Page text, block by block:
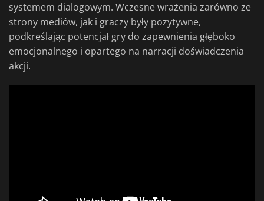
systemem dialogowym. Wczesne wrażenia zarówno ze
strony mediów, jak i graczy były pozytywne,
podkreślając potencjał gry do zapewnienia głęboko
emocjonalnego i opartego na narracji doświadczenia
akcji.